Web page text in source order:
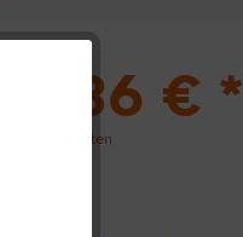
€ *
Versandkosten